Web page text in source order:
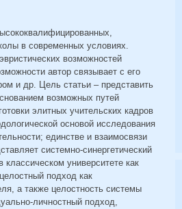
в современных условиях.
возможностей
автор связывает с его
и др. Цель статьи – представить
возможных путей
элитных учительских кадров
основой исследования
единстве и взаимосвязи
системно-синергетический
университете как
подход как
а также целостность системы
личностный подход,